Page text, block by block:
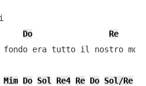
Do
Re
era tutto il nostro
Mim Do Sol Re4 Re Do Sol/Re